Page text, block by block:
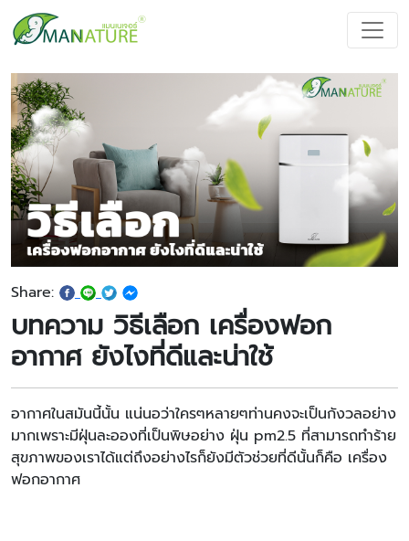
Share:
บทความ วิธีเลือก เครื่องฟอก
อากาศ ยังไงที่ดีและน่าใช้
อากาศในสมันนี้นั้น แน่นอว่าใครๆหลายๆท่านคงจะเป็นกังวลอย่าง
มากเพราะมีฝุ่นละอองที่เป็นพิษอย่าง ฝุ่น pm2.5 ที่สามารถทำร้าย
สุขภาพของเราได้แต่ถึงอย่างไรก็ยังมีตัวช่วยที่ดีนั้นก็คือ เครื่อง
ฟอกอากาศ